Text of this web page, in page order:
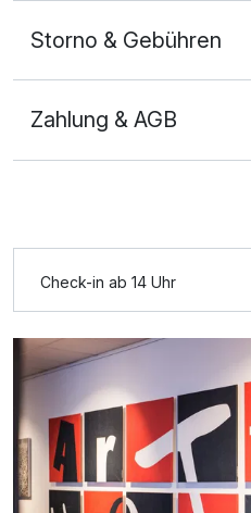
Ausstattung
Für 2 Tage
Studio
Storno & Gebühren
Zahlung & AGB
Check-in ab 14 Uhr